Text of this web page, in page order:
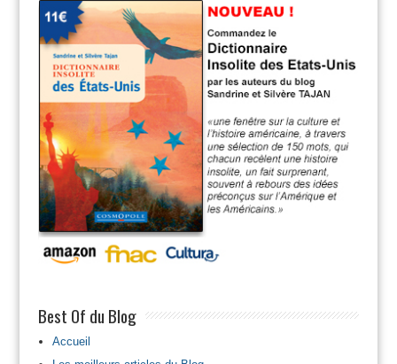
Best Of du Blog
Accueil